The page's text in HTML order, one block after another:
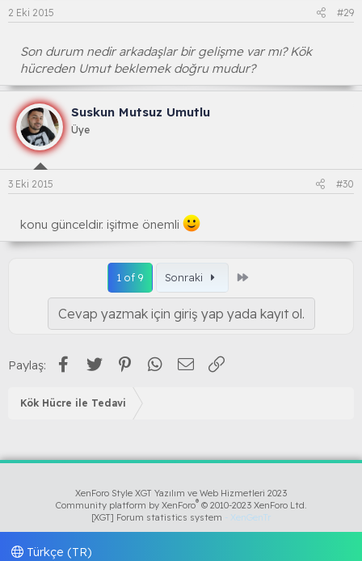
2 Eki 2015 #29
Son durum nedir arkadaşlar bir gelişme var mı? Kök
hücreden Umut beklemek doğru mudur?
Suskun Mutsuz Umutlu
Üye
3 Eki 2015 #30
konu günceldir. işitme önemli
1 of 9 Sonraki
Cevap yazmak için giriş yap yada kayıt ol.
Paylaş: Facebook
Twitter PinterestWhatsApp
E-posta
Kök Hücre ile Tedavi
XenForo Style XGT Yazılım ve Web Hizmetleri 2023
Community platform by XenForo® © 2010-2023 XenForo Ltd.
[XGT] Forum statistics system - XenGenTr
Türkçe (TR)